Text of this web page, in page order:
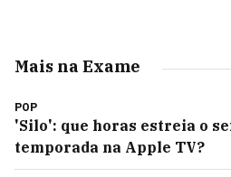
Mais na Exame
POP
'Silo': que horas estreia o
temporada na Apple TV?